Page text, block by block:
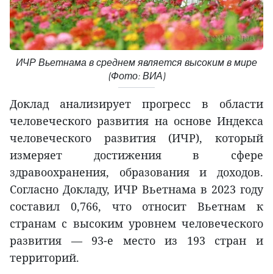
ИЧР Вьетнама в среднем является высоким в мире
(Фото: ВИА)
Доклад анализирует прогресс в области
человеческого развития на основе Индекса
человеческого развития (ИЧР), который
измеряет достижения в сфере
здравоохранения, образования и доходов.
Согласно Докладу, ИЧР Вьетнама в 2023 году
составил 0,766, что относит Вьетнам к
странам с высоким уровнем человеческого
развития — 93-е место из 193 стран и
территорий.